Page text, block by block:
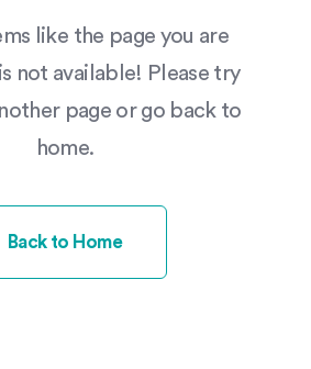
like the page you are
not available! Please try
page or go back to
home.
Back to Home